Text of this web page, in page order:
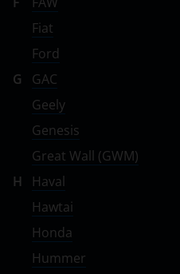
Fiat
Ford
G
GAC
Geely
Genesis
Great Wall (GWM)
H
Haval
Hawtai
Honda
Hummer